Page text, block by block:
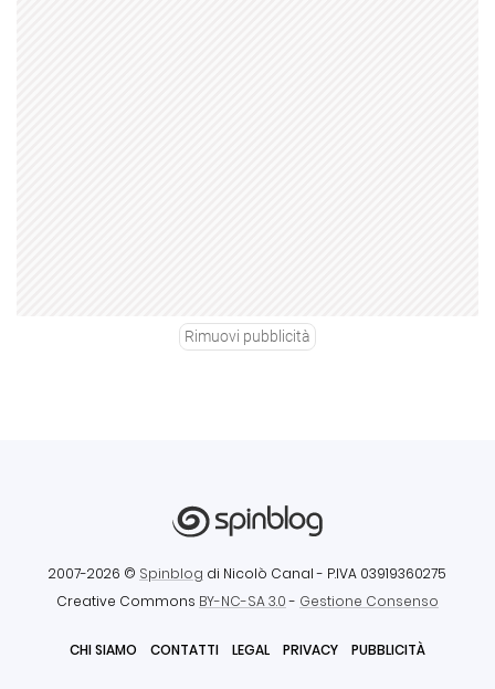
Rimuovi pubblicità
2007-2026 © Spinblog di Nicolò Canal - P.IVA 03919360275
Creative Commons BY-NC-SA 3.0- Gestione Consenso
CHI SIAMO CONTATTI LEGAL PRIVACY PUBBLICITÀ